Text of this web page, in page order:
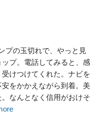
プの玉切れで、やっと見
プ。電話してみると、感
けつけてくれた。ナビを
をかかえながら到着。美
なんとなく信用がおけそ